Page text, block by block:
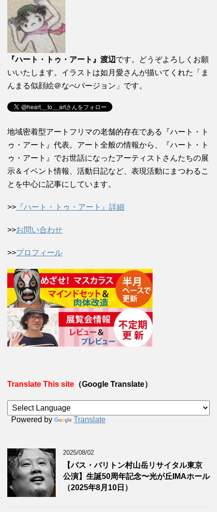
『ハート・トゥ・アート』渡辺です。どうぞよろしくお願
いいたします。イラストは如月愛さんが描いてくれた「ま
んまる似顔絵＠なべバージョン」です。
地域密着型アートフリマの老舗的存在である『ハート・ト
ゥ・アート』代表。アート全般の情報から、『ハート・ト
ゥ・アート』でお世話になったアーティストさんたちの展
示＆イベント情報、活動日記など、表現活動にまつわるこ
とを中心に記事にしています。
>> 『ハート・トゥ・アート』詳細
>>お問い合わせ
>>プロフィール
Translate This site （Google Translate）
Powered by Translate
2025/08/02
【バス・バリトン村山岳リサイタル東京
公演】生誕50周年記念〜光が丘IMAホール
（2025年8月10日）